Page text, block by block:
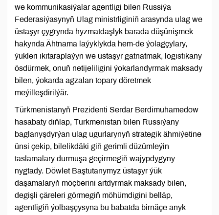
we kommunikasiýalar agentligi bilen Russiýa
Federasiýasynyň Ulag ministrliginiň arasynda ulag we
üstaşyr çygrynda hyzmatdaşlyk barada düşünişmek
hakynda Ähtnama laýyklykda hem-de ýolagçylary,
ýükleri ikitaraplaýyn we üstaşyr gatnatmak, logistikany
ösdürmek, onuň netijeliligini ýokarlandyrmak maksady
bilen, ýokarda agzalan topary döretmek
meýilleşdirilýär.
Türkmenistanyň Prezidenti Serdar Berdimuhamedow
hasabaty diňläp, Türkmenistan bilen Russiýany
baglanyşdyrýan ulag ugurlarynyň strategik ähmiýetine
ünsi çekip, bilelikdäki giň gerimli düzümleýin
taslamalary durmuşa geçirmegiň wajypdygyny
nygtady. Döwlet Baştutanymyz üstaşyr ýük
daşamalaryň möçberini artdyrmak maksady bilen,
degişli çäreleri görmegiň möhümdigini belläp,
agentligiň ýolbaşçysyna bu babatda birnäçe anyk